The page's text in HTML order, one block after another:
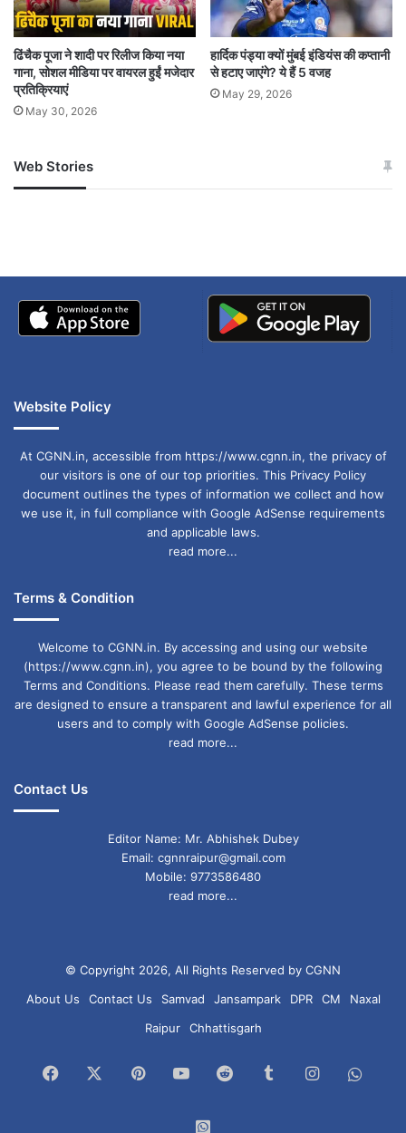
ढिंचैक पूजा ने शादी पर रिलीज किया नया
गाना, सोशल मीडिया पर वायरल हुईं मजेदार
प्रतिक्रियाएं
May 30, 2026
हार्दिक पंड्या क्यों मुंबई इंडियंस की कप्तानी
से हटाए जाएंगे? ये हैं 5 वजह
May 29, 2026
Web Stories
जम्मू-कश्मीर में बारिश से
अपडेट
खाई में धक्का… आरोपियों ने
Website Policy
At CGNN.in, accessible from https://www.cgnn.in, the privacy of
our visitors is one of our top priorities. This Privacy Policy
document outlines the types of information we collect and how
we use it, in full compliance with Google AdSense requirements
and applicable laws.
read more...
Terms & Condition
Welcome to CGNN.in. By accessing and using our website
(https://www.cgnn.in), you agree to be bound by the following
Terms and Conditions. Please read them carefully. These terms
are designed to ensure a transparent and lawful experience for all
users and to comply with Google AdSense policies.
read more...
Contact Us
Editor Name: Mr. Abhishek Dubey
Email: cgnnraipur@gmail.com
Mobile: 9773586480
read more...
© Copyright 2026, All Rights Reserved by CGNN
About Us
Contact Us Samvad Jansampark DPR CM
Naxal
Raipur
Chhattisgarh
Facebook PinterestYouTubeReddit TumblrInstagram